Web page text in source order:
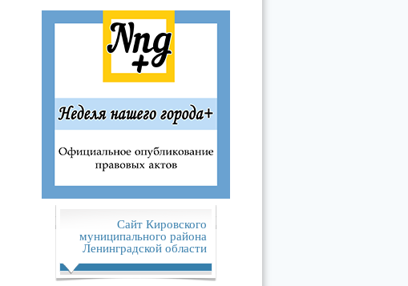
Сайт Кировского
муниципального района
Ленинградской области